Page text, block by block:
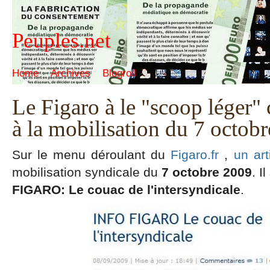
Peuples.net
Home Archives Blogroll
Le Figaro à le "scoop léger"
à la mobilisation du 7
Sur le menu déroulant du Figaro.fr , un
mobilisation syndicale du 7 octobre 2009. Il
FIGARO: Le couac de l'intersyndicale.